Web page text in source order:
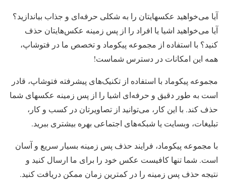
آیا می‌خواهید عکسهایتان را به شکلی حرفه‌ای و جذاب بیاندازید؟
آیا می‌خواهید اشیا یا افراد را از پس زمینه عکس‌هایتان حذف
کنید؟ با استفاده از مجموعه پیکوماد و تخصص ما در فتوشاپ،
همه این امکانات در دسترس شماست!
مجموعه پیکوماد با استفاده از تکنیک‌های پیشرفته فتوشاپ، قادر
است به طور دقیق و حرفه‌ای اشیا را از پس زمینه عکسهای شما
حذف کند. با این کار، می‌توانید از تصاویرتان در کسب و کار،
تبلیغات، وبسایت یا شبکه‌های اجتماعی بهره بیشتری ببرید.
با مجموعه پیکوماد، فرایند حذف پس زمینه بسیار سریع و آسان
است. شما تنها کافیست عکس خود را برای ما ارسال کنید و
نتیجه حذف پس زمینه را در کمترین زمان ممکن دریافت کنید.